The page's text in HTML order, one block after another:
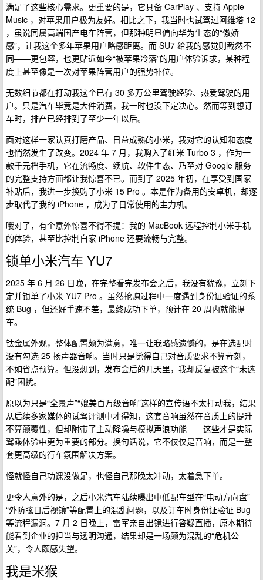
满足了这些核心需求。更重要的是，它具备 CarPlay 、支持 Apple
Music ，对苹果用户极为友好。相比之下，我当时也试驾过阿维塔 12
，虽说同属高端国产电车阵营，但那种明显偏向华为生态的“傲娇
感”，让我这个多年苹果用户略感距离。而 SU7 给我的感觉则截然不
同——更包容，也更贴近如今“被苹果冷落”的用户体验诉求，某种程
度上甚至像是一次对苹果阵营用户的强势补位。
无数细节都在打动我这个已有 30 多万公里驾驶经验、热爱驾驶的用
户。只是汽车毕竟是大件消费，我一时也没下定决心。然而等到想订
车时，排产已经排到了至少一年以后。
面对这样一家认真打磨产品、日益成熟的小米，我对它的认知和态度
也悄然发生了改变。2024 年 7 月，我购入了红米 Turbo 3 ，作为一
款千元档手机，它在流畅度、续航、软件生态、乃至对 Google 服务
的完整支持方面都让我惊喜不已。而到了 2025 年初，在享受到国家
补贴后，我进一步换购了小米 15 Pro 。本是作为备用的安卓机，却逐
步取代了我的 iPhone ，成为了日常使用的主力机。
哦对了，有个意外惊喜不得不提：我的 MacBook 远程控制小米手机
的体验，甚至比控制自家 iPhone 还要流畅与完整。
锁单小米汽车 YU7
2025 年 6 月 26 日晚，在完整看完发布会之后，我没有犹豫，立刻下
定并锁单了小米 YU7 Pro 。虽然抢购过程中一度遇到身份证验证的系
统 Bug ，但还好手速不差，最终成功下单，预计在 20 周内就能提
车。
钛金属外观，整体配置颇为满意，唯一让我略感遗憾的，是在选配时
没有勾选 25 扬声器音响。当时只是觉得自己对音质要求不算苛刻，
不如省点预算。但没想到，发布会后的几天里，我却反复被这个“未选
配”困扰。
原以为只是“全景声”“媲美百万级音响”这样的宣传语不太打动我，结果
从后续多家媒体的试驾评测中才得知，这套音响虽然在音质上的提升
不算颠覆性，但却附带了主动降噪与模拟声浪功能——这些才是实际
驾乘体验中更为重要的部分。换句话说，它不仅仅是音响，而是一整
套更高级的行车氛围解决方案。
怪就怪自己功课没做足，也怪自己那晚太冲动，太着急下单。
更令人意外的是，之后小米汽车陆续曝出中低配车型在“电动方向盘”
“外防眩目后视镜”等配置上的混乱问题，以及订车时身份证验证 Bug
等流程漏洞。7 月 2 日晚上，雷军亲自出镜进行答疑直播，原本期待
能看到企业的担当与透明沟通，结果却是一场颇为混乱的“危机公
关”，令人颇感失望。
我是米猴